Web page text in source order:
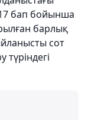
бап бойынша
барлық
сот